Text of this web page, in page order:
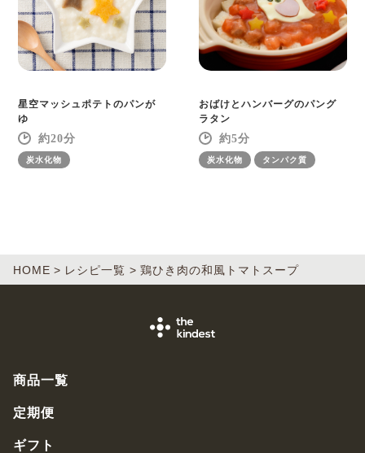
星空マッシュポテトのパンが
ゆ
20
炭水化物
おばけとハンバーグのパング
ラタン
5
炭水化物 タンパク質
HOME レシピ一覧 鶏ひき肉の和風トマトスープ
商品一覧
定期便
ギフト